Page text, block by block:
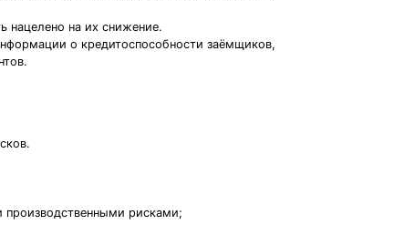
нацелено на их снижение.
о кредитоспособности заёмщиков,
производственными рисками;